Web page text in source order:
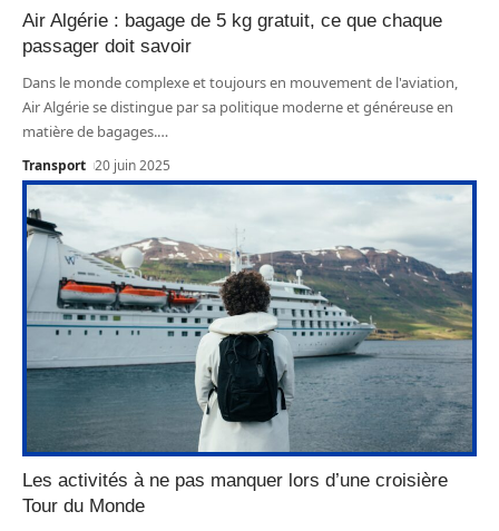
Air Algérie : bagage de 5 kg gratuit, ce que chaque
passager doit savoir
Dans le monde complexe et toujours en mouvement de l'aviation,
Air Algérie se distingue par sa politique moderne et généreuse en
matière de bagages.…
Transport 20 juin 2025
Les activités à ne pas manquer lors d’une croisière
Tour du Monde